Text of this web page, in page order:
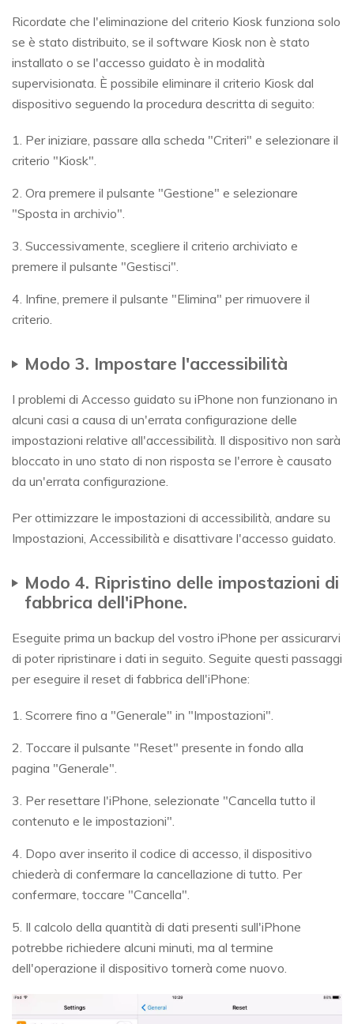
Ricordate che l'eliminazione del criterio Kiosk funziona solo
se è stato distribuito, se il software Kiosk non è stato
installato o se l'accesso guidato è in modalità
supervisionata. È possibile eliminare il criterio Kiosk dal
dispositivo seguendo la procedura descritta di seguito:
1. Per iniziare, passare alla scheda "Criteri" e selezionare il
criterio "Kiosk".
2. Ora premere il pulsante "Gestione" e selezionare
"Sposta in archivio".
3. Successivamente, scegliere il criterio archiviato e
premere il pulsante "Gestisci".
4. Infine, premere il pulsante "Elimina" per rimuovere il
criterio.
Modo 3. Impostare l'accessibilità
I problemi di Accesso guidato su iPhone non funzionano in
alcuni casi a causa di un'errata configurazione delle
impostazioni relative all'accessibilità. Il dispositivo non sarà
bloccato in uno stato di non risposta se l'errore è causato
da un'errata configurazione.
Per ottimizzare le impostazioni di accessibilità, andare su
Impostazioni, Accessibilità e disattivare l'accesso guidato.
Modo 4. Ripristino delle impostazioni di
fabbrica dell'iPhone.
Eseguite prima un backup del vostro iPhone per assicurarvi
di poter ripristinare i dati in seguito. Seguite questi passaggi
per eseguire il reset di fabbrica dell'iPhone:
1. Scorrere fino a "Generale" in "Impostazioni".
2. Toccare il pulsante "Reset" presente in fondo alla
pagina "Generale".
3. Per resettare l'iPhone, selezionate "Cancella tutto il
contenuto e le impostazioni".
4. Dopo aver inserito il codice di accesso, il dispositivo
chiederà di confermare la cancellazione di tutto. Per
confermare, toccare "Cancella".
5. Il calcolo della quantità di dati presenti sull'iPhone
potrebbe richiedere alcuni minuti, ma al termine
dell'operazione il dispositivo tornerà come nuovo.